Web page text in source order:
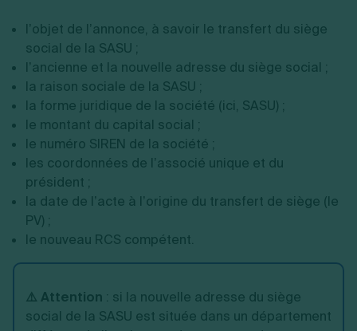
l’objet de l’annonce, à savoir le transfert du siège
social de la SASU ;
l’ancienne et la nouvelle adresse du siège social ;
la raison sociale de la SASU ;
la forme juridique de la société (ici, SASU) ;
le montant du capital social ;
le numéro SIREN de la société ;
les coordonnées de l’associé unique et du
président ;
la date de l’acte à l’origine du transfert de siège (le
PV) ;
le nouveau RCS compétent.
⚠️ Attention : si la nouvelle adresse du siège
social de la SASU est située dans un département